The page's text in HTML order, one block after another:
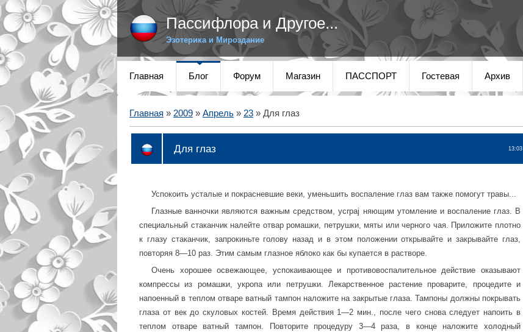
Пассифлора и Другое...
Эзотерика и Мироздание
Главная Блог Форум Магазин ПАССПОРТ Гостевая Архив
Главная » 2009 » Апрель » 23 » Для глаз
13:03
Для глаз
Успокоить усталые и покрасневшие веки, уменьшить воспаление глаз вам также помогут травы...
Глазные ванночки являются важным средством, ycrpaj няющим утомление и воспаление глаз. В
специальный стаканчик налейте отвар ромашки, петрушки, мяты или черного чая. Приложите плотно
к глазу стаканчик, запрокиньте голову назад и в этом положении открывайте и закрывайте глаз,
повторяя 8—10 раз. Этим самым глазное яблоко как бы купается в растворе.
Очень хорошее освежающее, успокаивающее и противовоспалительное действие оказывают
компрессы из ромашки, укропа или петрушки. Лекарственное растение проварите, процедите и
напоенный в теплом отваре ватный тампон наложите на закрытые глаза. Тампоны должны покрывать
глаза от век до скуловых костей. Время действия 1—2 мин., после чего снова следует напоить в
теплом отваре ватный тампон. Повторите процедуру 3—4 раза, в конце наложите холодный